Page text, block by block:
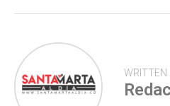
WRITTEN